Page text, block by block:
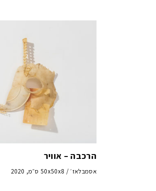
הרכבה – אוויר
אסמבלאז׳ / 50x50x8 ס״מ, 2020